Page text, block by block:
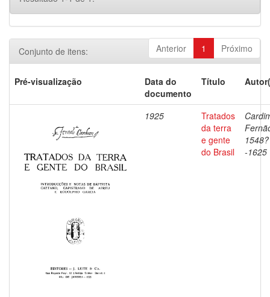
Anterior 1 Próximo
Conjunto de itens:
Pré-visualização
Data do
documento
Título
1925
Tratados
da terra
e gente
do Brasil
1548?
-1625